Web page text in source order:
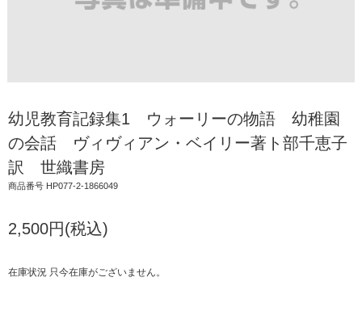
幼児教育記録集1 ウォーリーの物語 幼稚園
の会話 ヴィヴィアン・ベイリー著ト部千恵子
訳 世織書房
商品番号 HP077-2-1866049
2,500円(税込)
在庫状況 只今在庫がございません。